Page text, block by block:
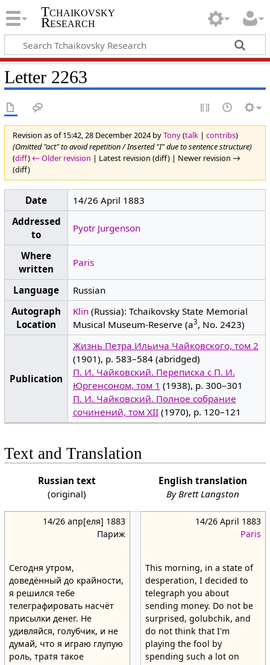
Tchaikovsky
Research
Letter 2263
Revision as of 15:42, 28 December 2024 byTony(talk| contribs)
(Omitted "act" to avoid repetition / Inserted "I" due to sentence structure)
(diff) ← Older revision | Latest revision (diff) | Newer revision →
(diff)
Date
14/26 April 1883
Addressed
to
Pyotr Jurgenson
Where
written
Paris
Language
Russian
Autograph
Location
Klin(Russia): Tchaikovsky State Memorial
Musical Museum-Reserve (a3, No. 2423)
Publication
Жизнь Петра Ильича Чайковского, том 2
(1901), p. 583–584 (abridged)
П. И. Чайковский. Переписка с П. И.
Юргенсоном, том 1 (1938), p. 300–301
П. И. Чайковский. Полное собрание
сочинений, том XII(1970), p. 120–121
Text and Translation
Russian text
(original)
English translation
By Brett Langston
14/26 апр[еля] 1883
Париж
Сегодня утром,
доведённый до крайности,
я решился тебе
телеграфировать насчёт
присылки денег. Не
удивляйся, голубчик, и не
думай, что я играю глупую
роль, тратя такое
14/26 April 1883
Paris
This morning, in a state of
desperation, I decided to
telegraph you about
sending money. Do not be
surprised, golubchik, and
do not think that I'm
playing the fool by
spending such a lot on